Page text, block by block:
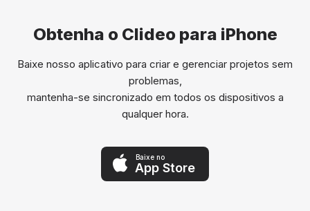
Obtenha o Clideo para iPhone
Baixe nosso aplicativo para criar e gerenciar projetos sem
problemas,
mantenha-se sincronizado em todos os dispositivos a
qualquer hora.
Baixe no
App Store